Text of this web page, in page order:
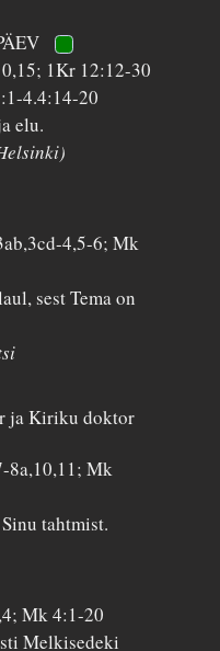
1Kr 12:12-30
4.4:14-20
elu.
4,5-6; Mk
sest Tema on
ja Kiriku doktor
8a,10,11; Mk
tahtmist.
Mk 4:1-20
Melkisedeki